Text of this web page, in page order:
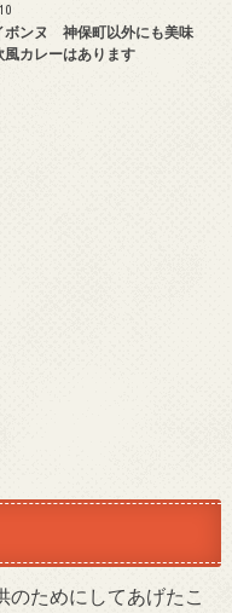
ボンヌ 神保町以外にも美味
風カレーはあります
ためにしてあげたこ